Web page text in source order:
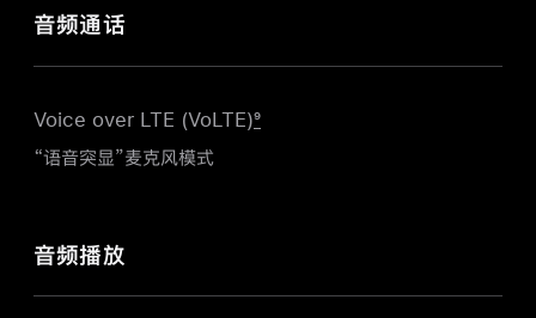
音频通话
Voice over LTE (VoLTE)9
“语音突显”麦克风模式
音频播放